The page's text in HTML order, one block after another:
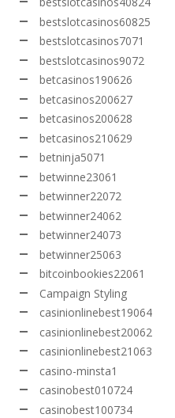
bestslotcasinos60825
bestslotcasinos7071
bestslotcasinos9072
betcasinos190626
betcasinos200627
betcasinos200628
betcasinos210629
betninja5071
betwinne23061
betwinner22072
betwinner24062
betwinner24073
betwinner25063
bitcoinbookies22061
Campaign Styling
casinionlinebest19064
casinionlinebest20062
casinionlinebest21063
casino-minsta1
casinobest010724
casinobest100734